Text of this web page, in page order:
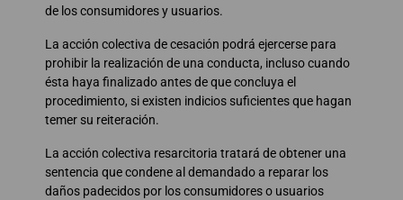
de los consumidores y usuarios.
La acción colectiva de cesación podrá ejercerse para
prohibir la realización de una conducta, incluso cuando
ésta haya finalizado antes de que concluya el
procedimiento, si existen indicios suficientes que hagan
temer su reiteración.
La acción colectiva resarcitoria tratará de obtener una
sentencia que condene al demandado a reparar los
daños padecidos por los consumidores o usuarios